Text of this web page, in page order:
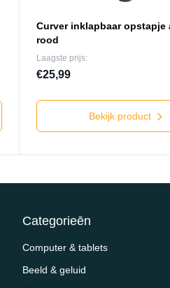
Curver inklapbaar opstapje
rood
Laagste prijs:
€25,99
Bekijk product
Categorieēn
Computer & tablets
Beeld & geluid